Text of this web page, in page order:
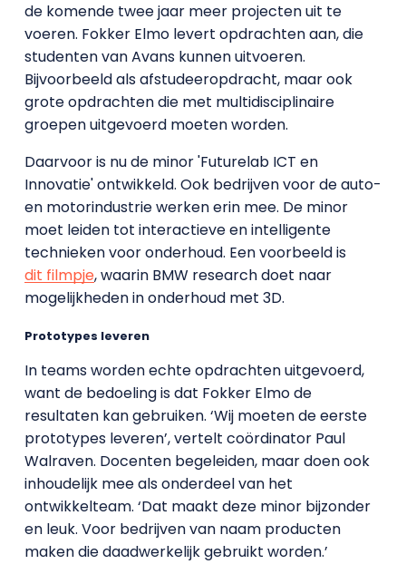
de komende twee jaar meer projecten uit te
voeren. Fokker Elmo levert opdrachten aan, die
studenten van Avans kunnen uitvoeren.
Bijvoorbeeld als afstudeeropdracht, maar ook
grote opdrachten die met multidisciplinaire
groepen uitgevoerd moeten worden.
Daarvoor is nu de minor 'Futurelab ICT en
Innovatie' ontwikkeld. Ook bedrijven voor de auto-
en motorindustrie werken erin mee. De minor
moet leiden tot interactieve en intelligente
technieken voor onderhoud. Een voorbeeld is
dit filmpje, waarin BMW research doet naar
mogelijkheden in onderhoud met 3D.
Prototypes leveren
In teams worden echte opdrachten uitgevoerd,
want de bedoeling is dat Fokker Elmo de
resultaten kan gebruiken. ‘Wij moeten de eerste
prototypes leveren’, vertelt coördinator Paul
Walraven. Docenten begeleiden, maar doen ook
inhoudelijk mee als onderdeel van het
ontwikkelteam. ‘Dat maakt deze minor bijzonder
en leuk. Voor bedrijven van naam producten
maken die daadwerkelijk gebruikt worden.’